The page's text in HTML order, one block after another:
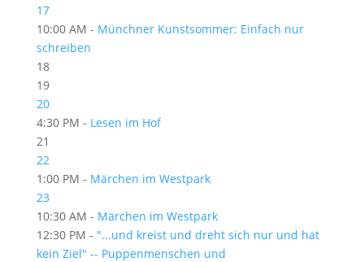
17
10:00 AM - Münchner Kunstsommer: Einfach nur
schreiben
18
19
20
4:30 PM - Lesen im Hof
21
22
1:00 PM - Märchen im Westpark
23
10:30 AM - Märchen im Westpark
12:30 PM - "...und kreist und dreht sich nur und hat
kein Ziel" -- Puppenmenschen und